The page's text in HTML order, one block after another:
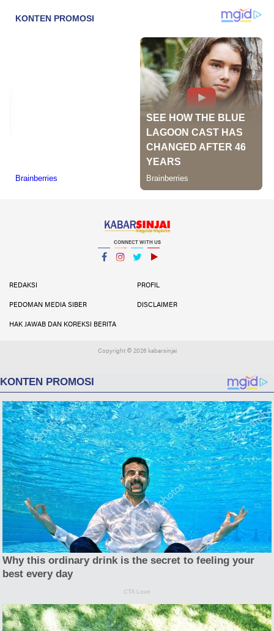
CONNECT WITH US
REDAKSI
PROFIL
PEDOMAN MEDIA SIBER DISCLAIMER
HAK JAWAB DAN KOREKSI BERITA
Copyright © 2026 kabarsinjai